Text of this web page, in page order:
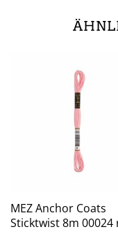
MEZ Anchor Coats
Sticktwist 8m 00024